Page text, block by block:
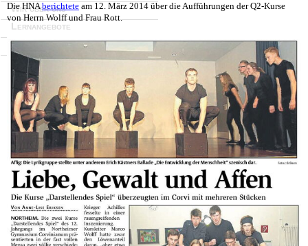
Wir über uns
Lernangebote
Beratung/Service
Kontakt
Die HNAberichtete am 12. März 2014 über die Aufführungen der Q2-Kurse
von Herrn Wolff und Frau Rott.